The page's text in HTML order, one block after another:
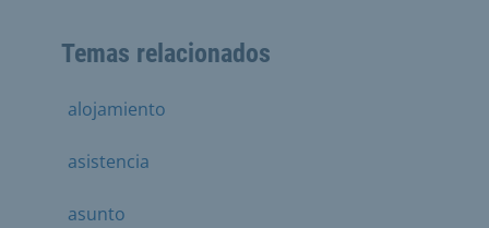
Temas relacionados
alojamiento
asistencia
asunto